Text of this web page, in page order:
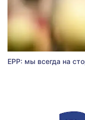
EPP: мы всегда на